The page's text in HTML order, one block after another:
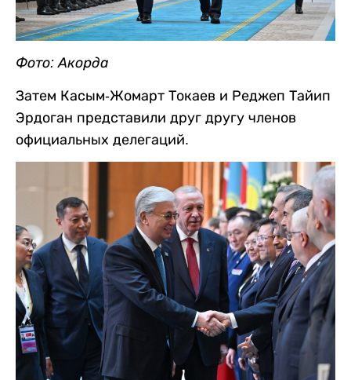
Фото: Акорда
Затем Касым-Жомарт Токаев и Реджеп Тайип
Эрдоган представили друг другу членов
официальных делегаций.